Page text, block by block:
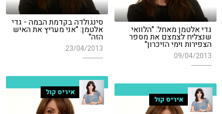
סינגולדה בקדמת הבמה - גדי
אלטמן: "אני מעריץ את האיש
הזה"
23/04/2013
גדי אלטמן מאחל: "הלוואי
שנצליח לצמצם את מספר
הצפירות וימי הזיכרון"
09/04/2013
איריס קול
איריס קול